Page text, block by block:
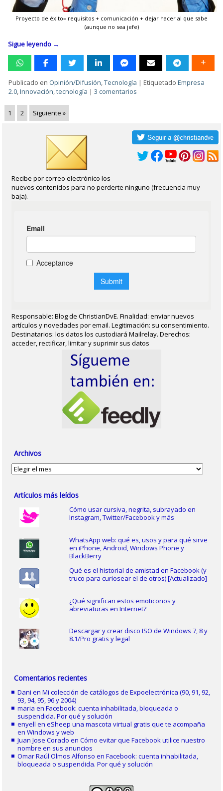
Proyecto de éxito= requisitos + comunicación + dejar hacer al que sabe
(aunque no sea jefe)
Sigue leyendo →
Publicado en Opinión/Difusión,Tecnología |Etiquetado Empresa
2.0,Innovación,tecnología |3 comentarios
1 2 Siguiente »
Recibe por correo electrónico los
nuevos contenidos para no perderte ninguno (frecuencia muy
baja).
Responsable: Blog de ChristianDvE. Finalidad: enviar nuevos
artículos y novedades por email. Legitimación: su consentimiento.
Destinatarios: los datos los custodiará Mailrelay. Derechos:
acceder, rectificar, limitar y suprimir sus datos
Archivos
Archivos
Artículos más leídos
Cómo usar cursiva, negrita, subrayado en
Instagram, Twitter/Facebook y más
WhatsApp web: qué es, usos y para qué sirve
en iPhone, Android, Windows Phone y
BlackBerry
Qué es el historial de amistad en Facebook (y
truco para curiosear el de otros) [Actualizado]
¿Qué significan estos emoticonos y
abreviaturas en Internet?
Descargar y crear disco ISO de Windows 7, 8 y
8.1/Pro gratis y legal
Comentarios recientes
Dani enMi colección de catálogos de Expoelectrónica (90, 91, 92,
93, 94, 95, 96 y 2004)
maria enFacebook: cuenta inhabilitada, bloqueada o
suspendida. Por qué y solución
enyell eneSheep una mascota virtual gratis que te acompaña
en Windows y web
Juan Jose Corado enCómo evitar que Facebook utilice nuestro
nombre en sus anuncios
Omar Raúl Olmos Alfonso enFacebook: cuenta inhabilitada,
bloqueada o suspendida. Por qué y solución